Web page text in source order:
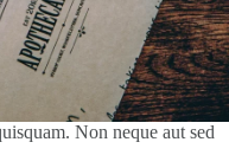
Non neque aut sed